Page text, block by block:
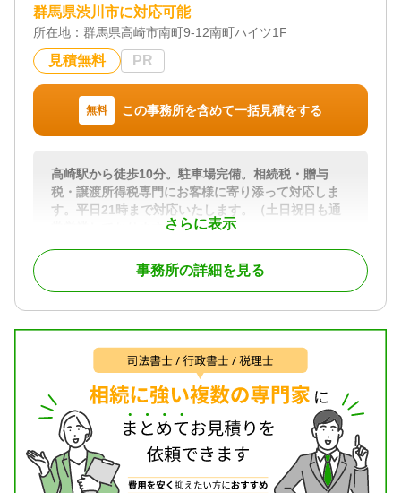
対応体制
電話相談可 / 訪問可 / 土日相談可 / 初回相談無料 / 18
時以降相談可 / オンライン面談可 / 事務所面談可
群馬県渋川市に対応可能
所在地： 群馬県高崎市南町9-12南町ハイツ1F
見積無料 PR
無料 この事務所を含めて一括見積をする
さらに表示
高崎駅から徒歩10分。駐車場完備。相続税・贈与
税・譲渡所得税専門にお客様に寄り添って対応しま
す。平日21時まで対応いたします。（土日祝日も通
常営業しております）
国税の資産課税務署に36年間従事し特別国税調査官
18年の経験を生かした代表税理士本人が対応しま
す。
苦手としている税理士が多い税法です。
当事務所はまさしく相続税に特化しております。
対応地域
関東全域・長野県
対応業務
遺産分割 / 相続財産調査 / 相続税申告 / 相続手続き
事務所の詳細を見る